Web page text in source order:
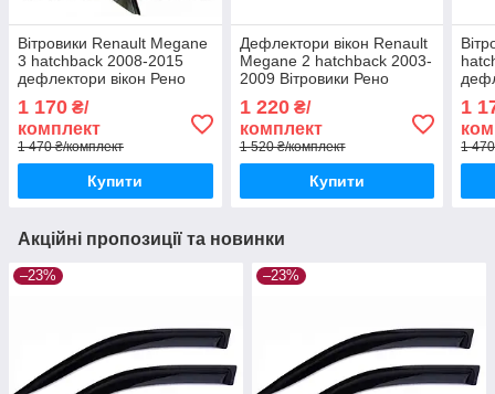
Вітровики Renault Megane
3 hatchback 2008-2015
дефлектори вікон Рено
4шт)
1 170 ₴/
комплект
1 470 ₴/комплект
Купити
Дефлектори вікон Renault
Megane 2 hatchback 2003-
2009 Вітровики Рено
дефлектори 4шт
1 220₴/
комплект
1 520 ₴/комплект
Купити
4шт)
1
1
Акційні пропозиції та новинки
–23% –23%